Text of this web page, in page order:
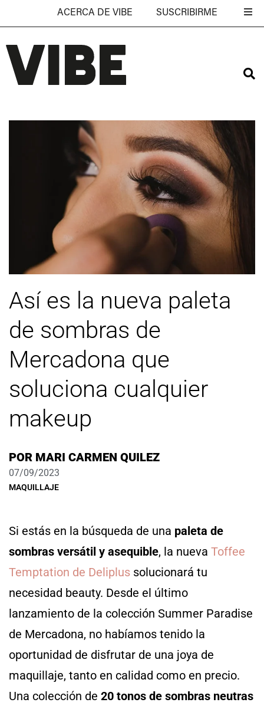
ACERCA DE VIBE SUSCRIBIRME
Así es la nueva paleta
de sombras de
Mercadona que
soluciona cualquier
makeup
POR MARI CARMEN QUILEZ
07/09/2023
MAQUILLAJE
Si estás en la búsqueda de una paleta de
sombras versátil y asequible, la nueva Toffee
Temptation de Deliplus solucionará tu
necesidad beauty. Desde el último
lanzamiento de la colección Summer Paradise
de Mercadona, no habíamos tenido la
oportunidad de disfrutar de una joya de
maquillaje, tanto en calidad como en precio.
Una colección de 20 tonos de sombras neutras